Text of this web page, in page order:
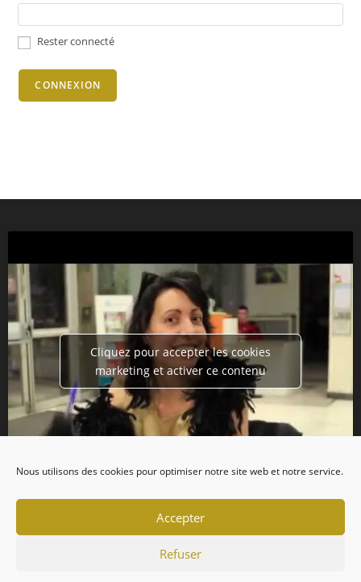
Nous utilisons des cookies pour optimiser notre site web et notre service.
Accepter
Refuser
Rester connecté
CONNEXION
Cliquez pour accepter les cookies
marketing et activer ce contenu